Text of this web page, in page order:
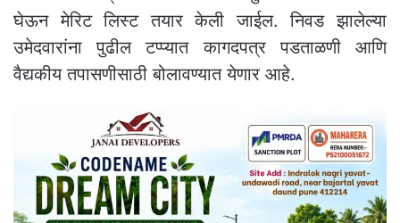
घेऊन मेरिट लिस्ट तयार केली जाईल. निवड झालेल्या
उमेदवारांना पुढील टप्प्यात कागदपत्र पडताळणी आणि
वैद्यकीय तपासणीसाठी बोलावण्यात येणार आहे.